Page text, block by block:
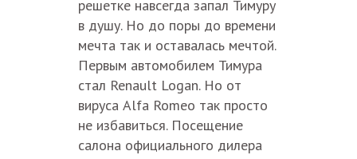
решетке навсегда запал Тимуру
в душу. Но до поры до времени
мечта так и оставалась мечтой.
Первым автомобилем Тимура
стал Renault Logan. Но от
вируса Alfa Romeo так просто
не избавиться. Посещение
салона официального дилера